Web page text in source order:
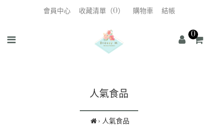
會員中心 收藏清單（0） 購物車 結帳
0
人氣食品
人氣食品